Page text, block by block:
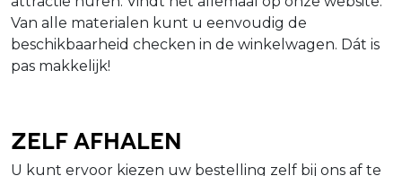
Van alle materialen kunt u eenvoudig de
beschikbaarheid checken in de winkelwagen. Dát is
pas makkelijk!
Zelf afhalen
U kunt ervoor kiezen uw bestelling zelf bij ons af te